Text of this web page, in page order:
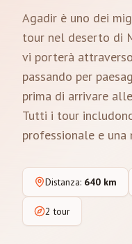
Agadir è uno dei
tour nel deserto di
vi porterà
passando per
prima di arrivare
Tutti i tour
professionale e
Distanza: 640 km
2 tour